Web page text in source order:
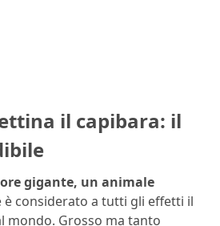
il capibara: il
gigante, un animale
è considerato a tutti gli effetti il
mondo. Grosso ma tanto